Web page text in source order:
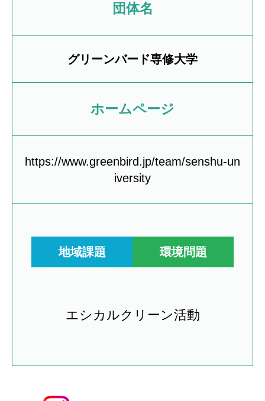
団体名
グリーンバード専修大学
ホームページ
https://www.greenbird.jp/team/senshu-un
iversity
地域課題 環境問題
エシカルクリーン活動